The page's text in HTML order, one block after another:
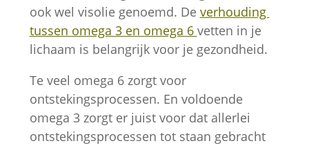
ook wel visolie genoemd. De verhouding
tussen omega 3 en omega 6 vetten in je
lichaam is belangrijk voor je gezondheid.
Te veel omega 6 zorgt voor
ontstekingsprocessen. En voldoende
omega 3 zorgt er juist voor dat allerlei
ontstekingsprocessen tot staan gebracht